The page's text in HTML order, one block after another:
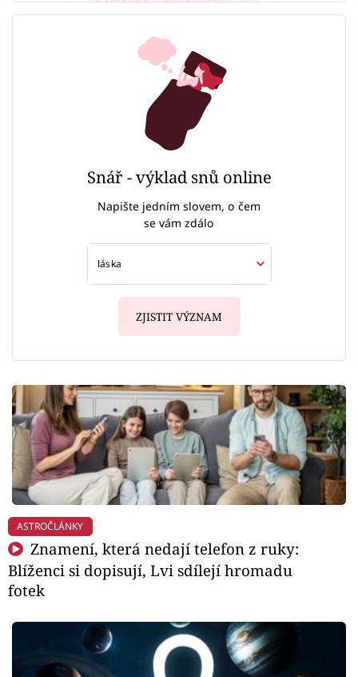
Snář - výklad snů online
Napište jedním slovem, o čem
se vám zdálo
ZJISTIT VÝZNAM
ASTROČLÁNKY
Znamení, která nedají telefon z ruky:
Blíženci si dopisují, Lvi sdílejí hromadu
fotek